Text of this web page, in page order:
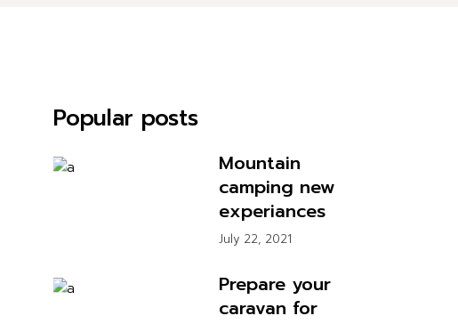
Popular posts
Mountain
camping new
experiances
July 22, 2021
Prepare your
caravan for